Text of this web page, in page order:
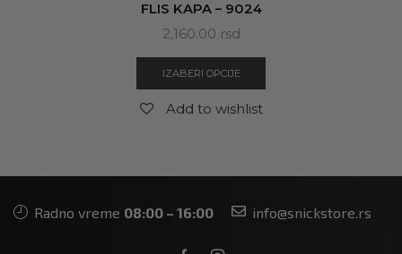
FLIS KAPA – 9024
2,160.00 rsd
IZABERI OPCIJE
Add to wishlist
Radno vreme 08:00 – 16:00 info@snickstore.rs